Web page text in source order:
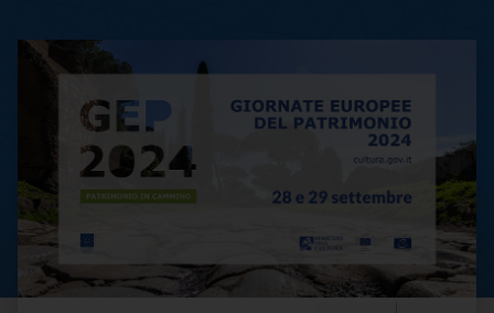
GEP 2024 al Museo